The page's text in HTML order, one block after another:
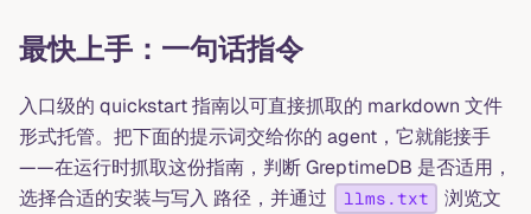
最快上手：一句话指令
入口级的 quickstart 指南以可直接抓取的 markdown 文件
形式托管。把下面的提示词交给你的 agent，它就能接手
——在运行时抓取这份指南，判断 GreptimeDB 是否适用，
选择合适的安装与写入 路径，并通过
llms.txt
浏览文